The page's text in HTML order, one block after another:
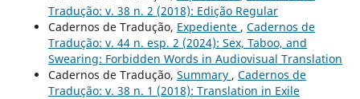
Tradução: v. 38 n. 2 (2018): Edição Regular
Cadernos de Tradução, Expediente , Cadernos de
Tradução: v. 44 n. esp. 2 (2024): Sex, Taboo, and
Swearing: Forbidden Words in Audiovisual Translation
Cadernos de Tradução, Summary , Cadernos de
Tradução: v. 38 n. 1 (2018): Translation in Exile